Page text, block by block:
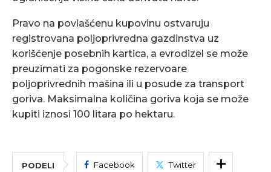
Pravo na povlašćenu kupovinu ostvaruju
registrovana poljoprivredna gazdinstva uz
korišćenje posebnih kartica, a evrodizel se može
preuzimati za pogonske rezervoare
poljoprivrednih mašina ili u posude za transport
goriva. Maksimalna količina goriva koja se može
kupiti iznosi 100 litara po hektaru.
PODELI Facebook Twitter